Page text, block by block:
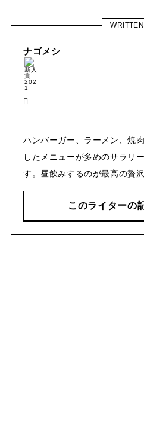
ナゴメシ
ハンバーガー、ラーメン、焼
したメニューが多めのサラリ
す。昼飲みするのが最高の贅
このライターの